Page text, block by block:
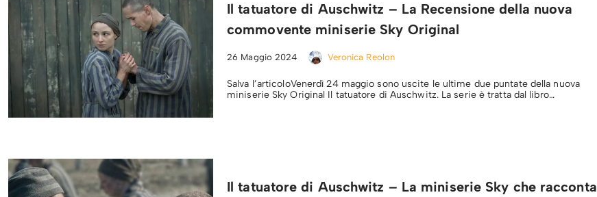
Il tatuatore di Auschwitz – La Recensione della nuova
commovente miniserie Sky Original
26 Maggio 2024 Veronica Reolon
Salva l’articoloVenerdì 24 maggio sono uscite le ultime due puntate della nuova
miniserie Sky Original Il tatuatore di Auschwitz. La serie è tratta dal libro…
Il tatuatore di Auschwitz – La miniserie Sky che racconta